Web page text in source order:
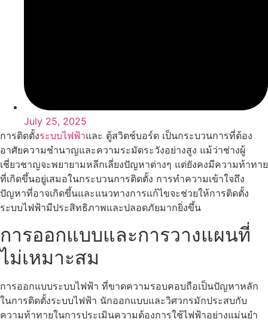
July 25, 2025
การติดตั้งระบบไฟฟ้าและ ตู้สวิตช์บอร์ด เป็นกระบวนการที่ต้อง
อาศัยความชำนาญและความระมัดระวังอย่างสูง แม้ว่าช่างผู้
เชี่ยวชาญจะพยายามหลีกเลี่ยงปัญหาต่างๆ แต่ยังคงมีความท้าทาย
ที่เกิดขึ้นอยู่เสมอในกระบวนการติดตั้ง การทำความเข้าใจถึง
ปัญหาที่อาจเกิดขึ้นและแนวทางการแก้ไขจะช่วยให้การติดตั้ง
ระบบไฟฟ้ามีประสิทธิภาพและปลอดภัยมากยิ่งขึ้น
การออกแบบและการวางแผนที่
ไม่เหมาะสม
การออกแบบระบบไฟฟ้า ที่ขาดความรอบคอบถือเป็นปัญหาหลัก
ในการติดตั้งระบบไฟฟ้า นักออกแบบและวิศวกรมักประสบกับ
ความท้าทายในการประเมินความต้องการใช้ไฟฟ้าอย่างแม่นยำ